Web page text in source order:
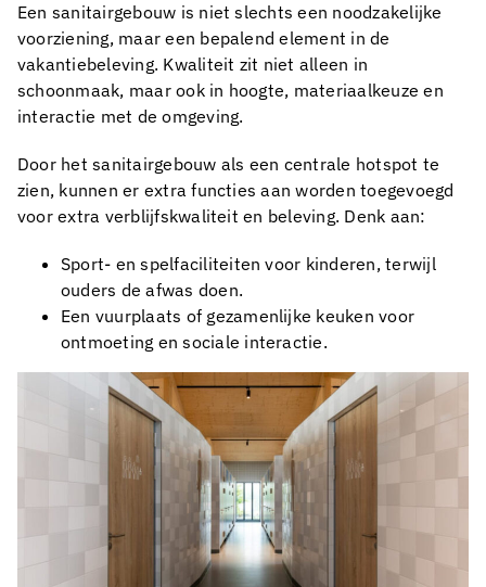
Een sanitairgebouw is niet slechts een noodzakelijke
voorziening, maar een bepalend element in de
vakantiebeleving. Kwaliteit zit niet alleen in
schoonmaak, maar ook in hoogte, materiaalkeuze en
interactie met de omgeving.
Door het sanitairgebouw als een centrale hotspot te
zien, kunnen er extra functies aan worden toegevoegd
voor extra verblijfskwaliteit en beleving. Denk aan:
Sport- en spelfaciliteiten voor kinderen, terwijl
ouders de afwas doen.
Een vuurplaats of gezamenlijke keuken voor
ontmoeting en sociale interactie.